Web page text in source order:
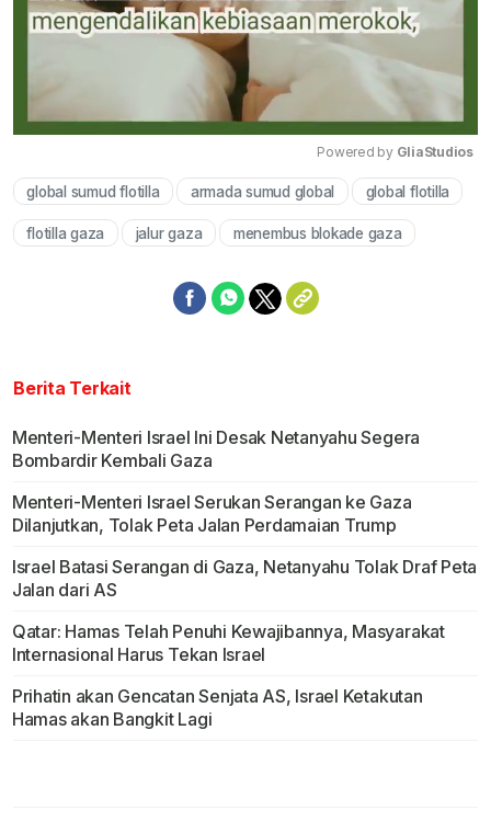
Mute
Powered by GliaStudios
global sumud flotilla armada sumud global global flotilla
flotilla gaza jalur gaza menembus blokade gaza
Berita Terkait
Menteri-Menteri Israel Ini Desak Netanyahu Segera
Bombardir Kembali Gaza
Menteri-Menteri Israel Serukan Serangan ke Gaza
Dilanjutkan, Tolak Peta Jalan Perdamaian Trump
Israel Batasi Serangan di Gaza, Netanyahu Tolak Draf Peta
Jalan dari AS
Qatar: Hamas Telah Penuhi Kewajibannya, Masyarakat
Internasional Harus Tekan Israel
Prihatin akan Gencatan Senjata AS, Israel Ketakutan
Hamas akan Bangkit Lagi